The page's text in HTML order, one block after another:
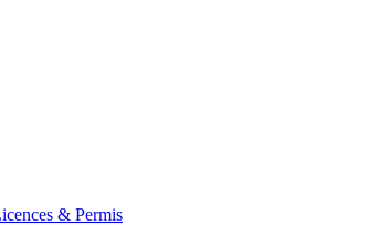
& Permis